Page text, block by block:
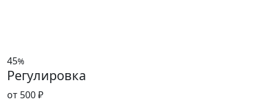
45%
Регулировка
от 500 ₽